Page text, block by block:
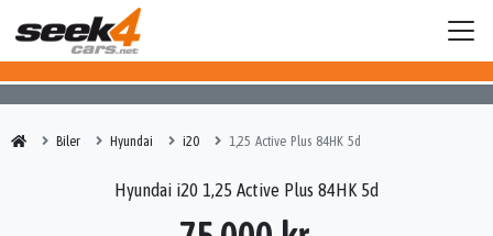
Biler Hyundai i20 1,25 Active Plus 84HK 5d
Hyundai i20 1,25 Active Plus 84HK 5d